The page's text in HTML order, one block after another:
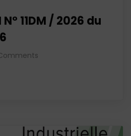
N° 11DM / 2026 du